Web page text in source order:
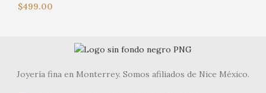
$499.00
Joyería fina en Monterrey. Somos afiliados de Nice México.